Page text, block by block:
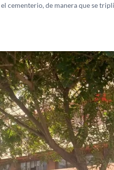
cementerio, de manera que se